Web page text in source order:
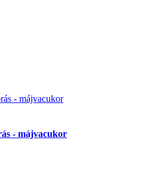
- májvacukor